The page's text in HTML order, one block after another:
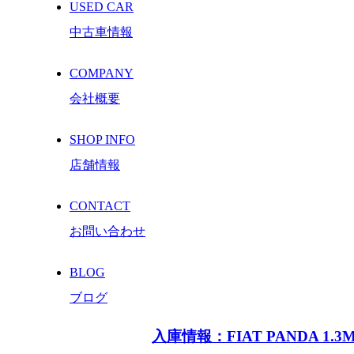
USED CAR
中古車情報
COMPANY
会社概要
SHOP INFO
店舗情報
CONTACT
お問い合わせ
BLOG
ブログ
入庫情報：FIAT PANDA